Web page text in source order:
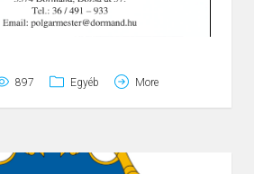
897 Egyéb More